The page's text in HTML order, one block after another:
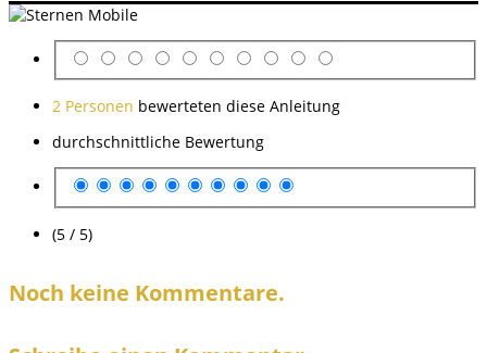
2 Personen bewerteten diese Anleitung
durchschnittliche Bewertung
(5 / 5)
Noch keine Kommentare.